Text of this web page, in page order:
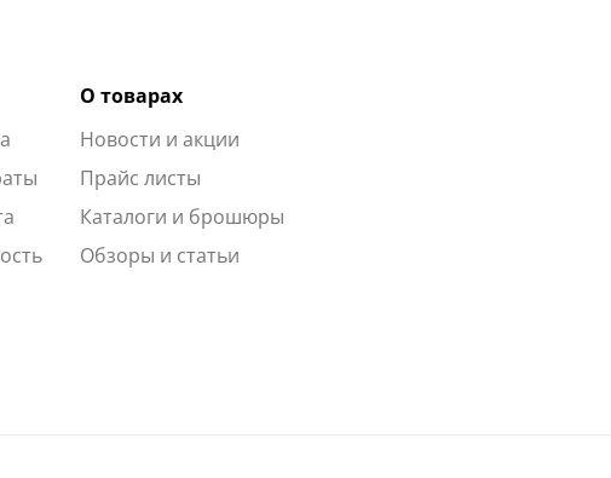
О товарах
Новости и акции
Прайс листы
Каталоги и брошюры
Обзоры и статьи